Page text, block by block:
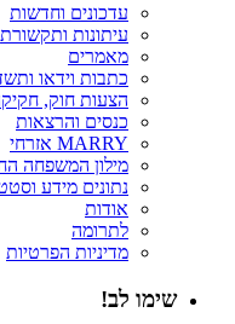
עדכונים וחדשות
עיתונות ותקשורת
מאמרים
כתבות וידאו
הצעות חוק,
כנסים והרצאות
MARRY אזרחי
מילון המשפחה
נתונים מידע
אודות
לתרומה
מדיניות הפרטיות
שימו לב!